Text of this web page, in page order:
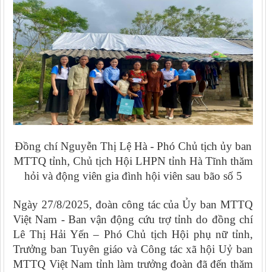
Đồng chí Nguyễn Thị Lệ Hà - Phó Chủ tịch ủy ban
MTTQ tỉnh, Chủ tịch Hội LHPN tỉnh Hà Tĩnh thăm
hỏi và động viên gia đình hội viên sau bão số 5
Ngày 27/8/2025, đoàn công tác của Ủy ban MTTQ
Việt Nam - Ban vận động cứu trợ tỉnh do đồng chí
Lê Thị Hải Yến – Phó Chủ tịch Hội phụ nữ tỉnh,
Trưởng ban Tuyên giáo và Công tác xã hội Uỷ ban
MTTQ Việt Nam tỉnh làm trưởng đoàn đã đến thăm